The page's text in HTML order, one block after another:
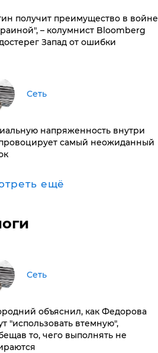
получит преимущество в войне
– колумнист Bloomberg
Запад от ошибки
Сеть
напряженность внутри
самый неожиданный
ещё
Сеть
объяснил, как Федорова
"использовать втемную",
то, чего выполнять не